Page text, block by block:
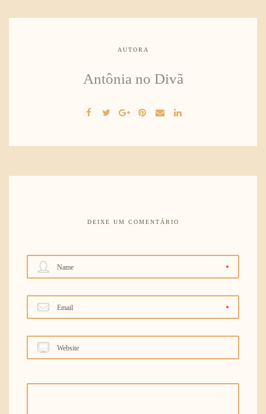
AUTORA
Antônia no Divã
DEIXE UM COMENTÁRIO
Name
Email
Website